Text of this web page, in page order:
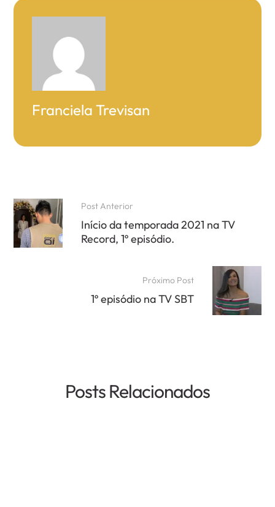
Franciela Trevisan
Post Anterior
Início da temporada 2021 na TV
Record, 1º episódio.
Próximo Post
1º episódio na TV SBT
Posts Relacionados